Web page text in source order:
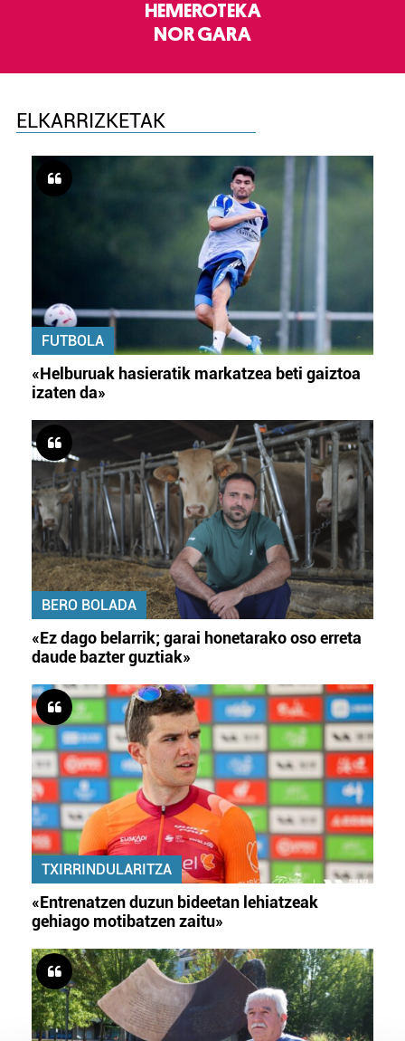
HEMEROTEKA
NOR GARA
ELKARRIZKETAK
FUTBOLA
«Helburuak hasieratik markatzea beti gaiztoa
izaten da»
BERO BOLADA
«Ez dago belarrik; garai honetarako oso erreta
daude bazter guztiak»
TXIRRINDULARITZA
«Entrenatzen duzun bideetan lehiatzeak
gehiago motibatzen zaitu»